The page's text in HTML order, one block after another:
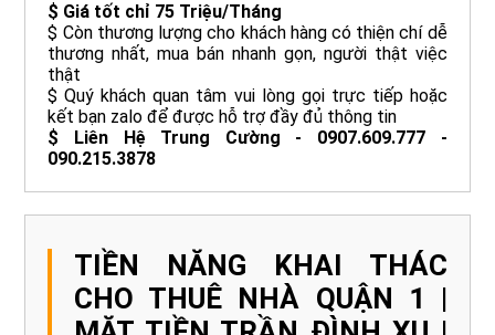
$ Giá tốt chỉ 75 Triệu/Tháng
$ Còn thương lượng cho khách hàng có thiện chí dễ
thương nhất, mua bán nhanh gọn, người thật việc
thật
$ Quý khách quan tâm vui lòng gọi trực tiếp hoặc
kết bạn zalo để được hỗ trợ đầy đủ thông tin
$ Liên Hệ Trung Cường - 0907.609.777 -
090.215.3878
TIỀN NĂNG KHAI THÁC
CHO THUÊ NHÀ QUẬN 1 |